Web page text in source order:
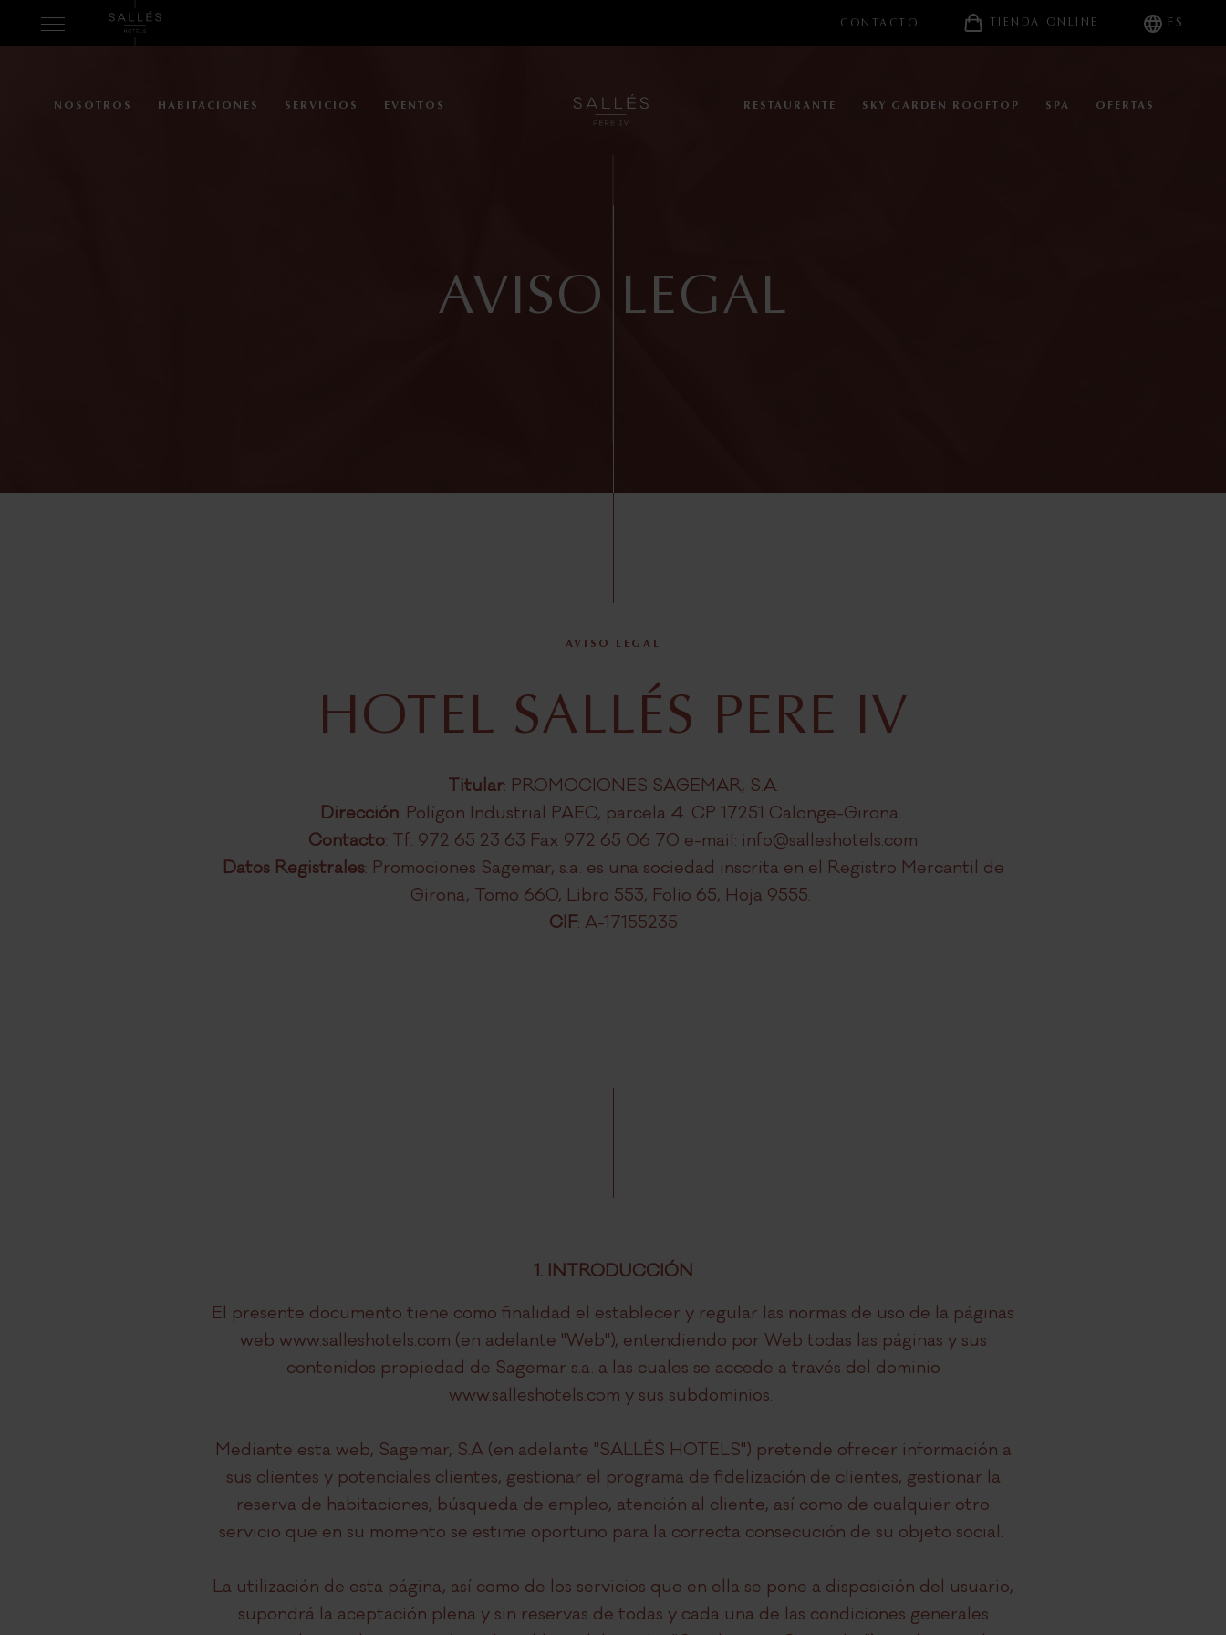
CONTACTO TIENDA ONLINE ES
NOSOTROS HABITACIONES SERVICIOS EVENTOS RESTAURANTE SKY GARDEN ROOFTOP SPA OFERTAS
SPA
Experiencias
Promociones
TIENDA ONLINE
HOTELES COLLECTION
EVENTOS
CONTACTO
AVISO LEGAL
AVISO LEGAL
HOTEL SALLÉS PERE IV
Titular: PROMOCIONES SAGEMAR, S.A.
Dirección: Polígon Industrial PAEC, parcela 4. CP 17251 Calonge-Girona.
Contacto: Tf. 972 65 23 63 Fax 972 65 06 70 e-mail: info@salleshotels.com
Datos Registrales: Promociones Sagemar, s.a. es una sociedad inscrita en el Registro Mercantil de
Girona, Tomo 660, Libro 553, Folio 65, Hoja 9555.
CIF: A-17155235
1. INTRODUCCIÓN
El presente documento tiene como finalidad el establecer y regular las normas de uso de la páginas
web www.salleshotels.com (en adelante "Web"), entendiendo por Web todas las páginas y sus
contenidos propiedad de Sagemar s.a. a las cuales se accede a través del dominio
www.salleshotels.com y sus subdominios.
Mediante esta web, Sagemar, S.A (en adelante "SALLÉS HOTELS") pretende ofrecer información a
sus clientes y potenciales clientes, gestionar el programa de fidelización de clientes, gestionar la
reserva de habitaciones, búsqueda de empleo, atención al cliente, así como de cualquier otro
servicio que en su momento se estime oportuno para la correcta consecución de su objeto social.
La utilización de esta página, así como de los servicios que en ella se pone a disposición del usuario,
supondrá la aceptación plena y sin reservas de todas y cada una de las condiciones generales